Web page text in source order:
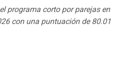
programa corto por parejas en
con una puntuación de 80.01